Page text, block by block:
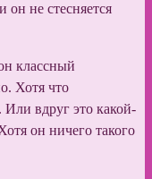
он не стесняется
классный
Хотя что
Или вдруг это какой-
он ничего такого